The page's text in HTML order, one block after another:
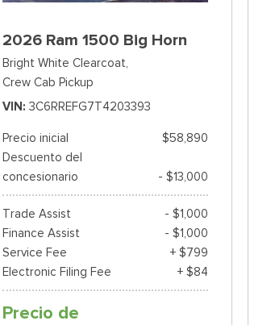
2026 Ram 1500 Big Horn
Bright White Clearcoat,
Crew Cab Pickup
VIN 3C6RREFG7T4203393
Precio inicial
$58,890
Descuento del
concesionario
- $13,000
Trade Assist
- $1,000
Finance Assist
- $1,000
Service Fee
+ $799
Electronic Filing Fee
+ $84
Precio de